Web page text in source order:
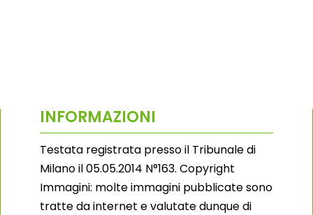
INFORMAZIONI
Testata registrata presso il Tribunale di
Milano il 05.05.2014 N°163. Copyright
Immagini: molte immagini pubblicate sono
tratte da internet e valutate dunque di